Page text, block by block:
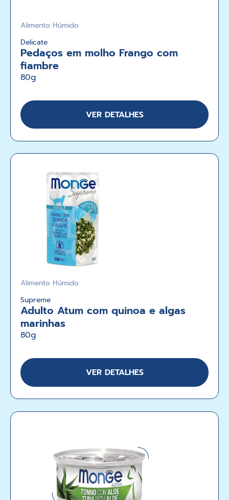
Alimento Húmido
Delicate
Pedaços em molho Frango com
fiambre
80g
VER DETALHES
Alimento Húmido
Supreme
Adulto Atum com quinoa e algas
marinhas
80g
VER DETALHES